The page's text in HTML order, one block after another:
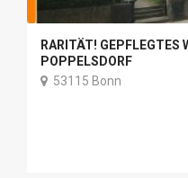
RARITÄT! GEPFLEGTES
POPPELSDORF
53115 Bonn